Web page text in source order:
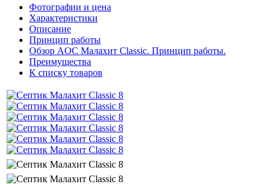
Фотографии и цена
Характеристики
Описание
Принцип работы
Обзор AOC Малахит Classic. Принцип работы.
Преимущества
К списку товаров